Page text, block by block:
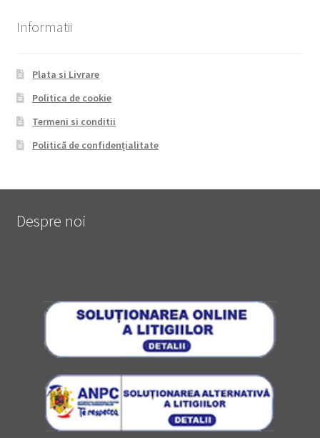
Informatii
Plata si Livrare
Politica de cookie
Termeni si conditii
Politică de confidențialitate
Despre noi